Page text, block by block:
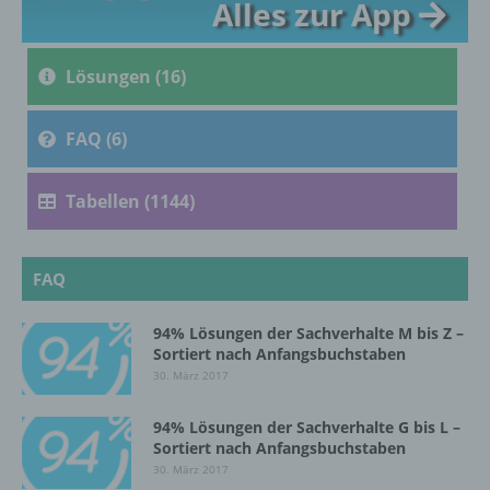
Alles zur App
Lösungen (16)
FAQ (6)
Tabellen (1144)
FAQ
94% Lösungen der Sachverhalte M bis Z –
Sortiert nach Anfangsbuchstaben
30. März 2017
94% Lösungen der Sachverhalte G bis L –
Sortiert nach Anfangsbuchstaben
30. März 2017
Verarbeitung ist jeder mit oder ohne Hilfe
automatisierter Verfahren ausgeführte
Vorgang oder jede solche Vorgangsreihe im
Zusammenhang mit personenbezogenen
die Anpassung oder Veränderung, das
Löschen oder die Vernichtung.
Einschränkung der Verarbeitung ist die
Markierung gespeicherter